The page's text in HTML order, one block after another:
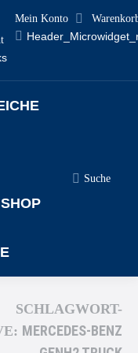
Mein Konto
SHOP
Search:
Suche
SCHLAGWORT-
MERCEDES-BENZ